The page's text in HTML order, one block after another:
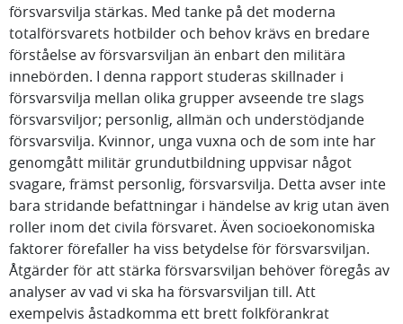
försvarsvilja stärkas. Med tanke på det moderna
totalförsvarets hotbilder och behov krävs en bredare
förståelse av försvarsviljan än enbart den militära
innebörden. I denna rapport studeras skillnader i
försvarsvilja mellan olika grupper avseende tre slags
försvarsviljor; personlig, allmän och understödjande
försvarsvilja. Kvinnor, unga vuxna och de som inte har
genomgått militär grundutbildning uppvisar något
svagare, främst personlig, försvarsvilja. Detta avser inte
bara stridande befattningar i händelse av krig utan även
roller inom det civila försvaret. Även socioekonomiska
faktorer förefaller ha viss betydelse för försvarsviljan.
Åtgärder för att stärka försvarsviljan behöver föregås av
analyser av vad vi ska ha försvarsviljan till. Att
exempelvis åstadkomma ett brett folkförankrat